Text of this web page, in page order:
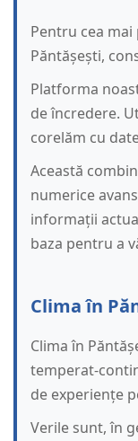
Pentru cea
Păntășești,
Platforma
de încredere.
corelăm cu
Această
numerice
informații
baza pentru a
Clima în
Clima în
temperat-
de experiențe
Verile sunt, în